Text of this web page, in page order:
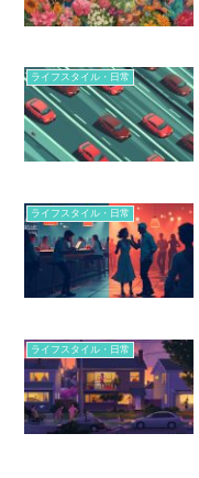
ライフスタイル・日常
ライフスタイル・日常
ライフスタイル・日常